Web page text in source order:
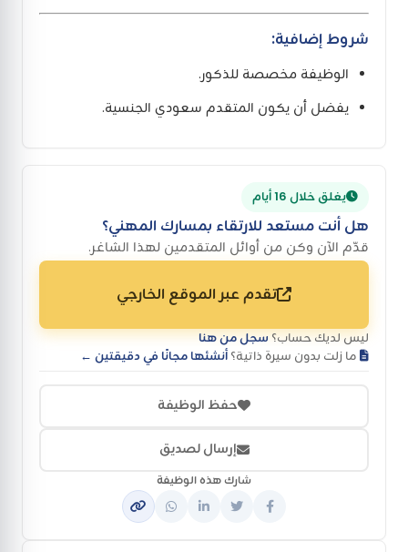
يغلق خلال 16 أيام
هل أنت مستعد للارتقاء بمسارك المهني؟
قدّم الآن وكن من أوائل المتقدمين لهذا الشاغر.
تقدم عبر الموقع الخارجي
ليس لديك حساب؟سجل من هنا
ما زلت بدون سيرة ذاتية؟ أنشئها مجانًا في دقيقتين ←
حفظ الوظيفة
إرسال لصديق
شارك هذه الوظيفة
شروط إضافية:
الوظيفة مخصصة للذكور.
يفضل أن يكون المتقدم سعودي الجنسية.